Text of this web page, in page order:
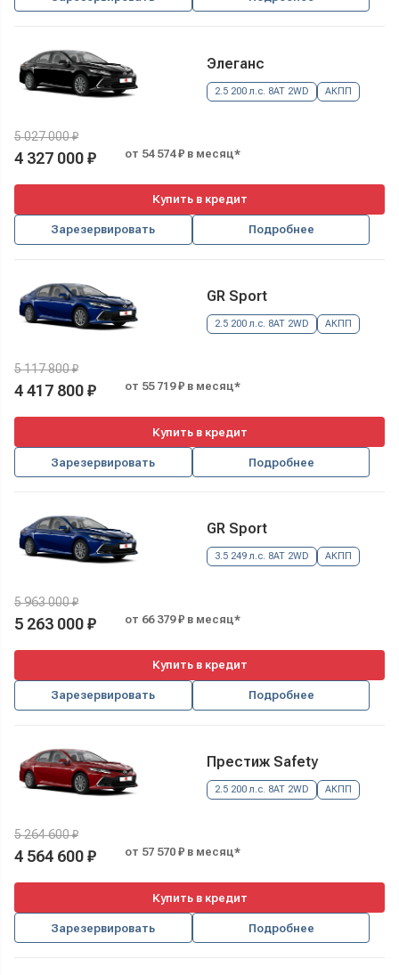
Элеганс
2.5 200 л.с. 8AT 2WD АКПП
5 027 000 ₽
4 327 000 ₽ от 54 574 ₽ в месяц*
Купить в кредит
Зарезервировать Подробнее
GR Sport
2.5 200 л.с. 8AT 2WD АКПП
5 117 800 ₽
4 417 800 ₽ от 55 719 ₽ в месяц*
Купить в кредит
Зарезервировать Подробнее
GR Sport
3.5 249 л.с. 8AT 2WD АКПП
5 963 000 ₽
5 263 000 ₽ от 66 379 ₽ в месяц*
Купить в кредит
Зарезервировать Подробнее
Престиж Safety
2.5 200 л.с. 8AT 2WD АКПП
5 264 600 ₽
4 564 600 ₽ от 57 570 ₽ в месяц*
Купить в кредит
Зарезервировать Подробнее